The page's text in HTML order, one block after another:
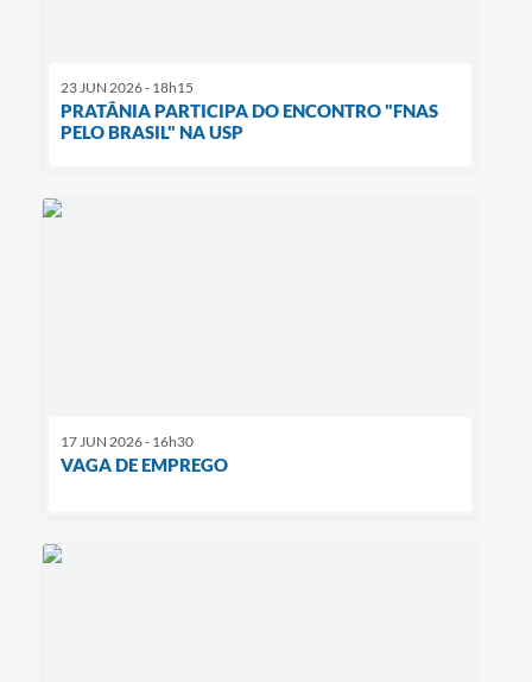
23 JUN 2026 - 18h15
PRATÂNIA PARTICIPA DO ENCONTRO "FNAS
PELO BRASIL" NA USP
17 JUN 2026 - 16h30
VAGA DE EMPREGO